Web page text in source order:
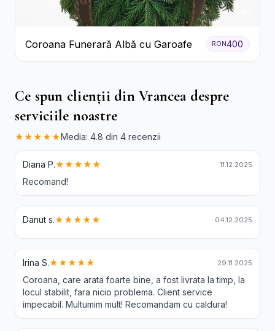
Coroana Funerară Albă cu Garoafe RON400
Ce spun clienții din Vrancea despre
serviciile noastre
★★★★★Media: 4.8 din 4 recenzii
Diana P.★★★★★ 11.12.2025
Recomand!
Danut s.★★★★★ 04.12.2025
Irina S.★★★★★ 29.11.2025
Coroana, care arata foarte bine, a fost livrata la timp, la
locul stabilit, fara nicio problema. Client service
impecabil. Multumim mult! Recomandam cu caldura!